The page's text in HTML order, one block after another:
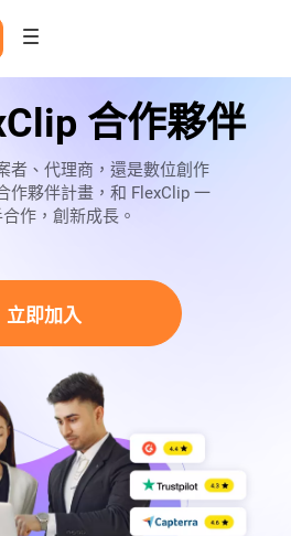
合作夥伴
者、代理商，還是數位創作
作夥伴計畫，和 FlexClip 一
作，創新成長。
立即加入